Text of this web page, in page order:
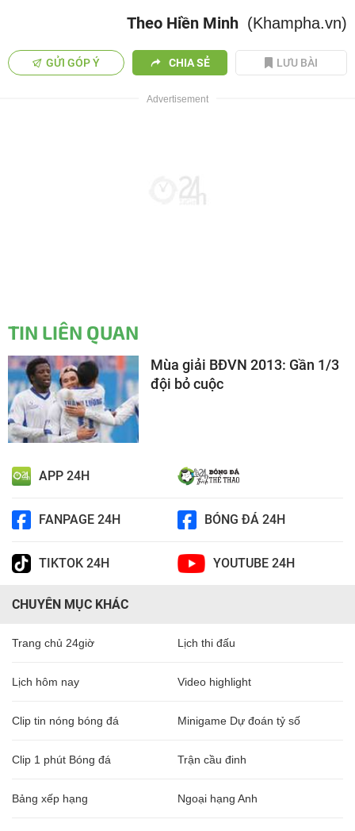
Theo Hiền Minh (Khampha.vn)
GỬI GÓP Ý CHIA SẺ LƯU BÀI
TIN LIÊN QUAN
Mùa giải BĐVN 2013: Gần 1/3
đội bỏ cuộc
APP 24H
FANPAGE 24H BÓNG ĐÁ 24H
TIKTOK 24H YOUTUBE 24H
CHUYÊN MỤC KHÁC
Trang chủ 24giờ Lịch thi đấu
Lịch hôm nay Video highlight
Clip tin nóng bóng đá Minigame Dự đoán tỷ số
Clip 1 phút Bóng đá Trận cầu đinh
Bảng xếp hạng Ngoại hạng Anh